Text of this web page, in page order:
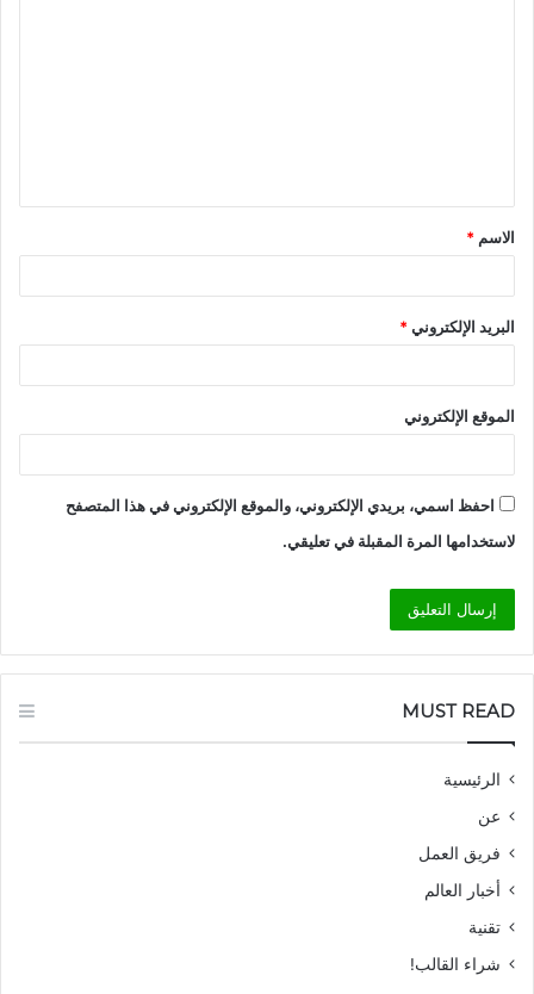
ق
*
الاسم *
البريد الإلكتروني*
الموقع الإلكتروني
احفظ اسمي، بريدي الإلكتروني، والموقع الإلكتروني في هذا المتصفح
لاستخدامها المرة المقبلة في تعليقي.
MUST READ
الرئيسية
عن
فريق العمل
أخبار العالم
تقنية
شراء القالب!